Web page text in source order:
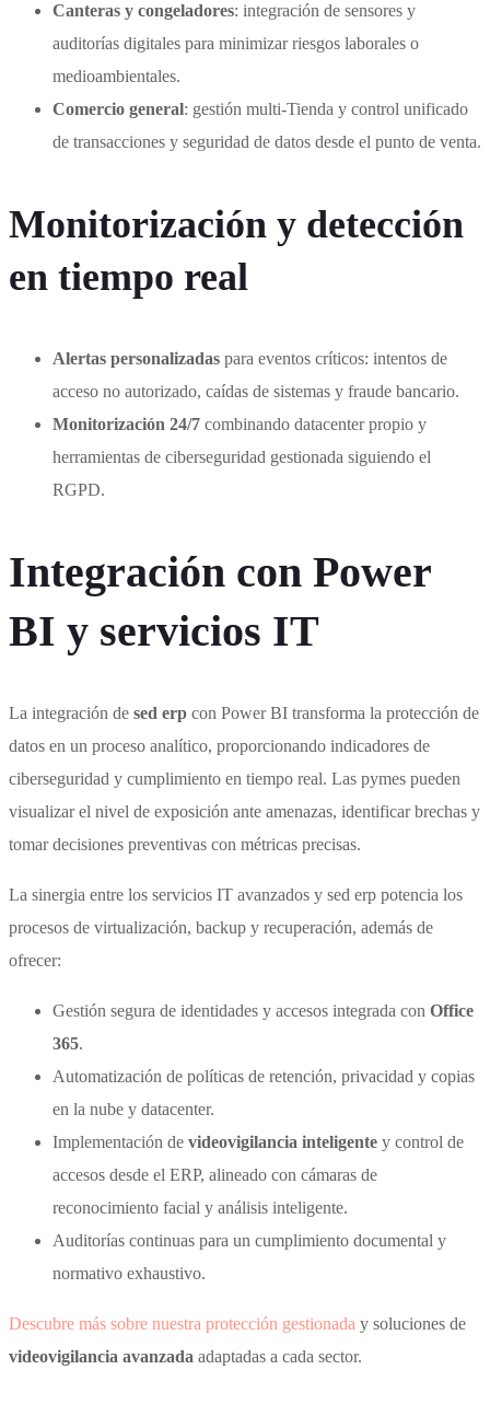
Canteras y congeladores: integración de sensores y
auditorías digitales para minimizar riesgos laborales o
medioambientales.
Comercio general: gestión multi-Tienda y control unificado
de transacciones y seguridad de datos desde el punto de venta.
Monitorización y detección
en tiempo real
Alertas personalizadas para eventos críticos: intentos de
acceso no autorizado, caídas de sistemas y fraude bancario.
Monitorización 24/7 combinando datacenter propio y
herramientas de ciberseguridad gestionada siguiendo el
RGPD.
Integración con Power
BI y servicios IT
La integración de sed erp con Power BI transforma la protección de
datos en un proceso analítico, proporcionando indicadores de
ciberseguridad y cumplimiento en tiempo real. Las pymes pueden
visualizar el nivel de exposición ante amenazas, identificar brechas y
tomar decisiones preventivas con métricas precisas.
La sinergia entre los servicios IT avanzados y sed erp potencia los
procesos de virtualización, backup y recuperación, además de
ofrecer:
Gestión segura de identidades y accesos integrada con Office
365.
Automatización de políticas de retención, privacidad y copias
en la nube y datacenter.
Implementación de videovigilancia inteligente y control de
accesos desde el ERP, alineado con cámaras de
reconocimiento facial y análisis inteligente.
Auditorías continuas para un cumplimiento documental y
normativo exhaustivo.
Descubre más sobre nuestra protección gestionada y soluciones de
videovigilancia avanzada adaptadas a cada sector.